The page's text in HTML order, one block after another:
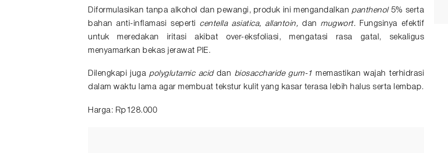
Diformulasikan tanpa alkohol dan pewangi, produk ini mengandalkan panthenol5% serta
bahan anti-inflamasi seperti centella asiatica, allantoin, dan mugwort. Fungsinya efektif
untuk meredakan iritasi akibat over-eksfoliasi, mengatasi rasa gatal, sekaligus
menyamarkan bekas jerawat PIE.
Dilengkapi juga polyglutamic aciddan biosaccharide gum-1
memastikan wajah terhidrasi
dalam waktu lama agar membuat tekstur kulit yang kasar terasa lebih halus serta lembap.
Harga: Rp128.000